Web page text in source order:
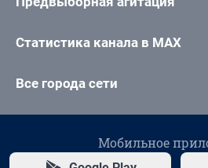
Статистика канала в MAX
Все города сети
Мобильное